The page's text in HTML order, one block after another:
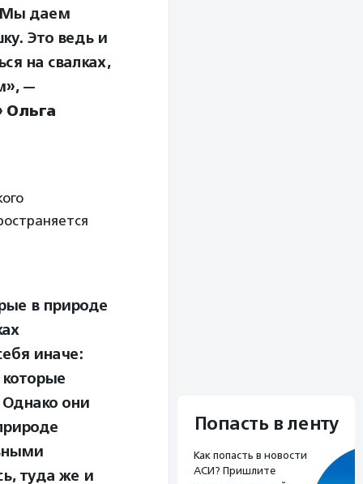
Мы даем
Это ведь и
на свалках,
—
Ольга
в природе
иначе:
Однако они
туда же и
Попасть в ленту
Как попасть в новости
АСИ? Пришлите